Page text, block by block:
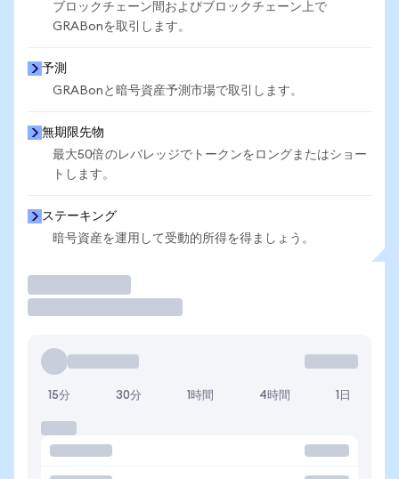
ブロックチェーン間およびブロックチェーン上で
GRABonを取引します。
予測
GRABonと暗号資産予測市場で取引します。
無期限先物
最大50倍のレバレッジでトークンをロングまたはショー
トします。
ステーキング
暗号資産を運用して受動的所得を得ましょう。
15分 30分 1時間 4時間 1日